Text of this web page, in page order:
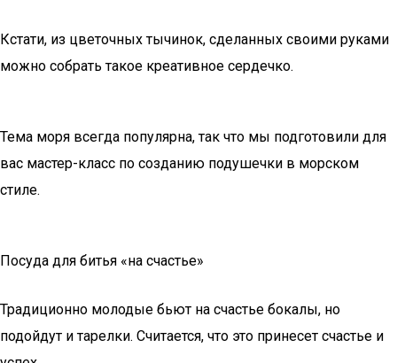
Кстати, из цветочных тычинок, сделанных своими руками
можно собрать такое креативное сердечко.
Тема моря всегда популярна, так что мы подготовили для
вас мастер-класс по созданию подушечки в морском
стиле.
Посуда для битья «на счастье»
Традиционно молодые бьют на счастье бокалы, но
подойдут и тарелки. Считается, что это принесет счастье и